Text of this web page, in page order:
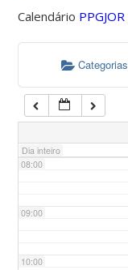
Calendário PPGJOR
Categorias
Dia inteiro
05:00
07:00
08:00
09:00
10:00